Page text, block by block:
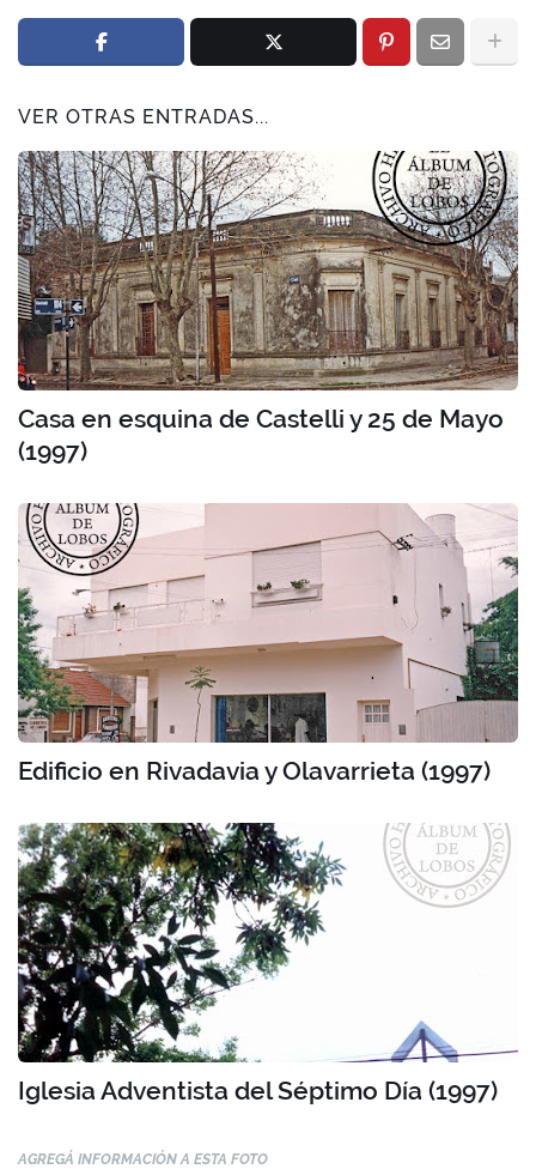
VER OTRAS ENTRADAS...
Casa en esquina de Castelli y 25 de Mayo
(1997)
Edificio en Rivadavia y Olavarrieta (1997)
Iglesia Adventista del Séptimo Día (1997)
AGREGÁ INFORMACIÓN A ESTA FOTO